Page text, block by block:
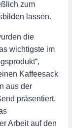
zum
lassen.
die
wichtigste im
Kaffeesack
aus der
präsentiert.
Arbeit auf den